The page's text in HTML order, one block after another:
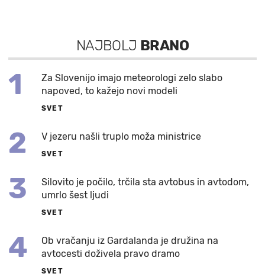
NAJBOLJ BRANO
1
Za Slovenijo imajo meteorologi zelo slabo
napoved, to kažejo novi modeli
SVET
2 V jezeru našli truplo moža ministrice
SVET
3
Silovito je počilo, trčila sta avtobus in avtodom,
umrlo šest ljudi
SVET
4
Ob vračanju iz Gardalanda je družina na
avtocesti doživela pravo dramo
SVET